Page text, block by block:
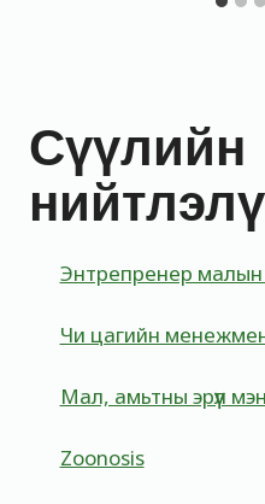
Сүүлийн
Энтрепренер малын
Чи цагийн
Мал, амьтны эрүүл
Zoonosis